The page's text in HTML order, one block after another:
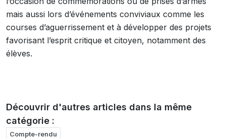
mais aussi lors d’événements conviviaux comme les
courses d’aguerrissement et à développer des projets
favorisant l’esprit critique et citoyen, notamment des
élèves.
Découvrir d'autres articles dans la même
catégorie :
Compte-rendu